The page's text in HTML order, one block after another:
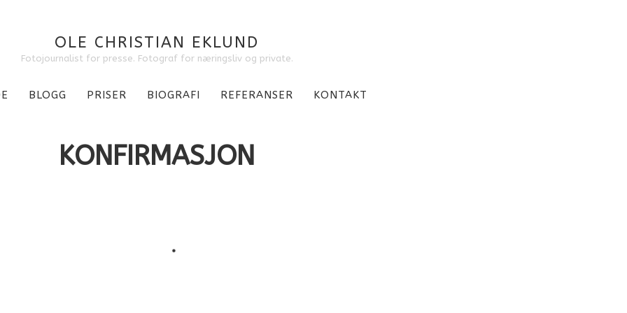
OLE CHRISTIAN EKLUND
Fotojournalist for presse. Fotograf for næringsliv og private.
BLOGG PRISER BIOGRAFI REFERANSER KONTAKT
KONFIRMASJON